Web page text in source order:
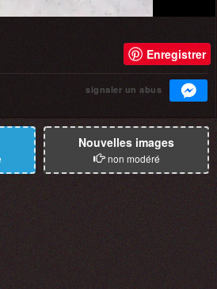
Enregistrer
signaler un abus
Nouvelles images
non modéré